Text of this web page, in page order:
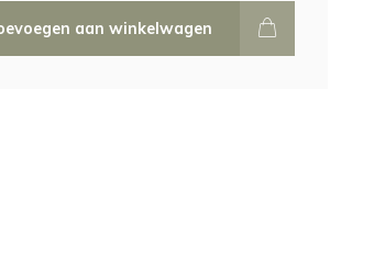
aan winkelwagen